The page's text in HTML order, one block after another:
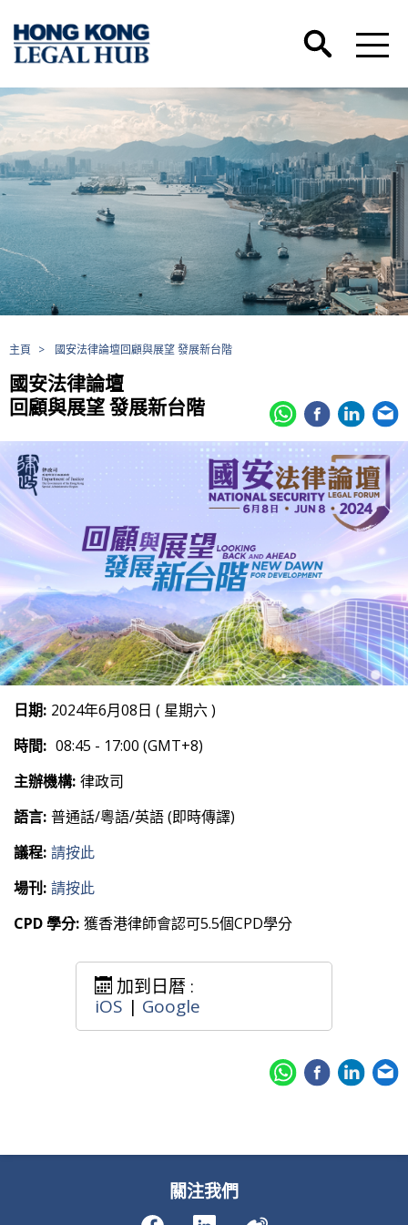
主頁 > 國安法律論壇回顧與展望 發展新台階
國安法律論壇
回顧與展望 發展新台階
日期: 2024年6月08日 ( 星期六 )
時間: 08:45 - 17:00 (GMT+8)
主辦機構: 律政司
語言: 普通話/粵語/英語 (即時傳譯)
議程: 請按此
場刊: 請按此
CPD 學分: 獲香港律師會認可5.5個CPD學分
加到日暦 :
iOS | Google
關注我們